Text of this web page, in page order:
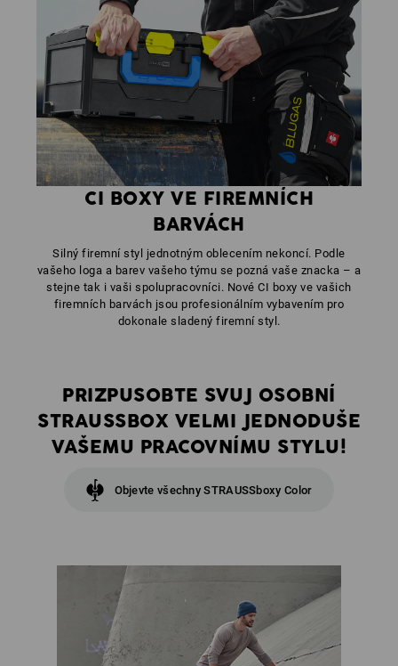
CI BOXY VE FIREMNÍCH
BARVÁCH
Silný firemní styl jednotným oblecením nekoncí. Podle
vašeho loga a barev vašeho týmu se pozná vaše znacka – a
stejne tak i vaši spolupracovníci. Nové CI boxy ve vašich
firemních barvách jsou profesionálním vybavením pro
dokonale sladený firemní styl.
PRIZPUSOBTE SVUJ OSOBNÍ
STRAUSSBOX VELMI JEDNODUŠE
VAŠEMU PRACOVNÍMU STYLU!
Objevte všechny STRAUSSboxy Color